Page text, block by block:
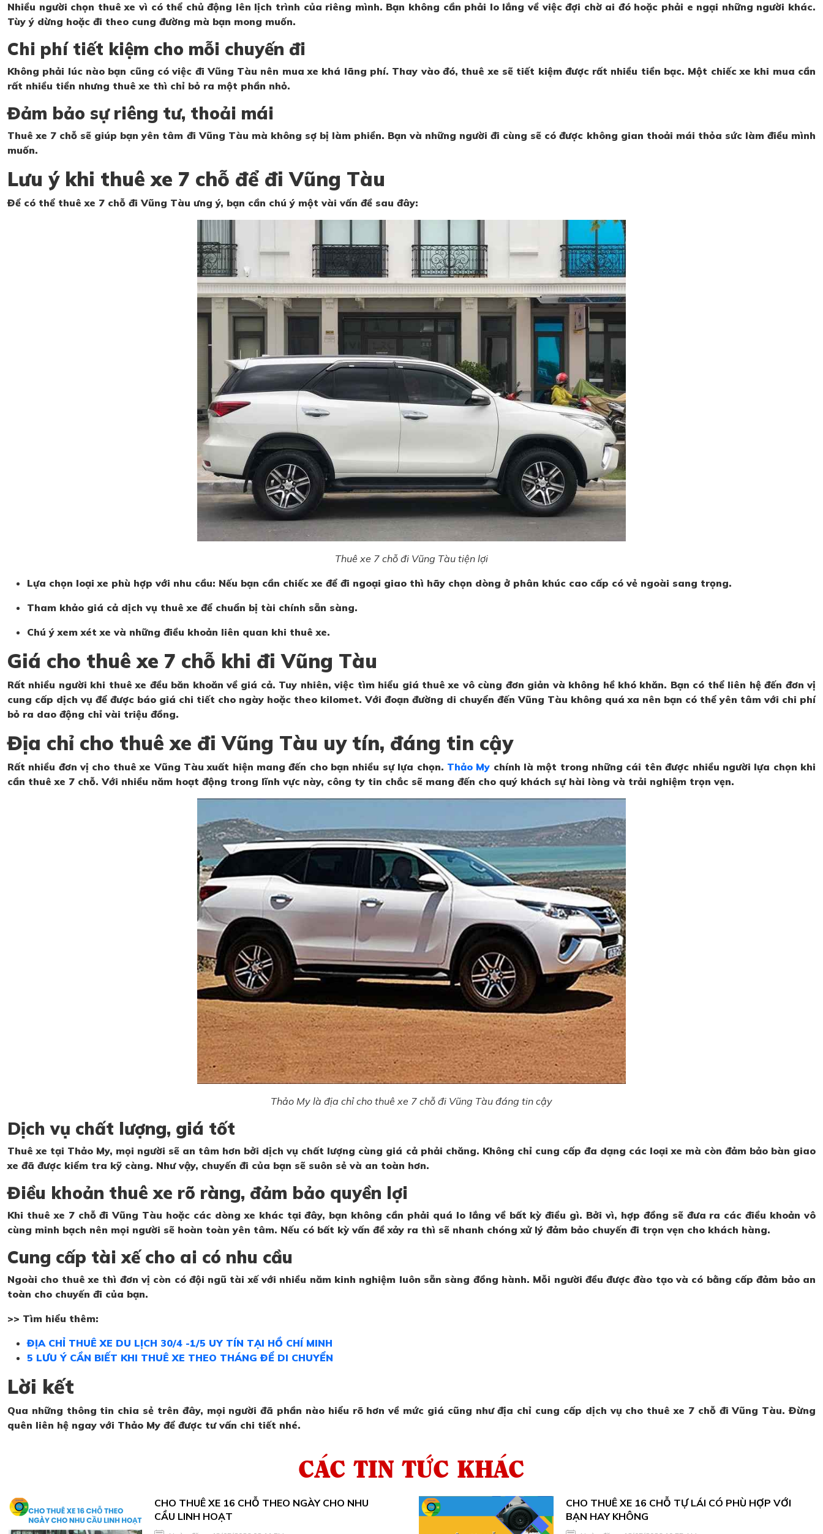
Nhiều người chọn thuê xe vì có thể chủ động lên lịch trình của riêng mình. Bạn không cần phải lo lắng về việc đợi chờ ai đó hoặc phải e ngại những người khác.
Tùy ý dừng hoặc đi theo cung đường mà bạn mong muốn.
Chi phí tiết kiệm cho mỗi chuyến đi
Không phải lúc nào bạn cũng có việc đi Vũng Tàu nên mua xe khá lãng phí. Thay vào đó, thuê xe sẽ tiết kiệm được rất nhiều tiền bạc. Một chiếc xe khi mua cần
rất nhiều tiền nhưng thuê xe thì chỉ bỏ ra một phần nhỏ.
Đảm bảo sự riêng tư, thoải mái
Thuê xe 7 chỗ sẽ giúp bạn yên tâm đi Vũng Tàu mà không sợ bị làm phiền. Bạn và những người đi cùng sẽ có được không gian thoải mái thỏa sức làm điều mình
muốn.
Lưu ý khi thuê xe 7 chỗ để đi Vũng Tàu
Để có thể thuê xe 7 chỗ đi Vũng Tàu ưng ý, bạn cần chú ý một vài vấn đề sau đây:
Thuê xe 7 chỗ đi Vũng Tàu tiện lợi
Lựa chọn loại xe phù hợp với nhu cầu: Nếu bạn cần chiếc xe để đi ngoại giao thì hãy chọn dòng ở phân khúc cao cấp có vẻ ngoài sang trọng.
Tham khảo giá cả dịch vụ thuê xe để chuẩn bị tài chính sẵn sàng.
Chú ý xem xét xe và những điều khoản liên quan khi thuê xe.
Giá cho thuê xe 7 chỗ khi đi Vũng Tàu
Rất nhiều người khi thuê xe đều băn khoăn về giá cả. Tuy nhiên, việc tìm hiểu giá thuê xe vô cùng đơn giản và không hề khó khăn. Bạn có thể liên hệ đến đơn vị
cung cấp dịch vụ để được báo giá chi tiết cho ngày hoặc theo kilomet. Với đoạn đường di chuyển đến Vũng Tàu không quá xa nên bạn có thể yên tâm với chi phí
bỏ ra dao động chỉ vài triệu đồng.
Địa chỉ cho thuê xe đi Vũng Tàu uy tín, đáng tin cậy
Rất nhiều đơn vị cho thuê xe Vũng Tàu xuất hiện mang đến cho bạn nhiều sự lựa chọn. Thảo My chính là một trong những cái tên được nhiều người lựa chọn khi
cần thuê xe 7 chỗ. Với nhiều năm hoạt động trong lĩnh vực này, công ty tin chắc sẽ mang đến cho quý khách sự hài lòng và trải nghiệm trọn vẹn.
Thảo My là địa chỉ cho thuê xe 7 chỗ đi Vũng Tàu đáng tin cậy
Dịch vụ chất lượng, giá tốt
Thuê xe tại Thảo My, mọi người sẽ an tâm hơn bởi dịch vụ chất lượng cùng giá cả phải chăng. Không chỉ cung cấp đa dạng các loại xe mà còn đảm bảo bàn giao
xe đã được kiểm tra kỹ càng. Như vậy, chuyến đi của bạn sẽ suôn sẻ và an toàn hơn.
Điều khoản thuê xe rõ ràng, đảm bảo quyền lợi
Khi thuê xe 7 chỗ đi Vũng Tàu hoặc các dòng xe khác tại đây, bạn không cần phải quá lo lắng về bất kỳ điều gì. Bởi vì, hợp đồng sẽ đưa ra các điều khoản vô
cùng minh bạch nên mọi người sẽ hoàn toàn yên tâm. Nếu có bất kỳ vấn đề xảy ra thì sẽ nhanh chóng xử lý đảm bảo chuyến đi trọn vẹn cho khách hàng.
Cung cấp tài xế cho ai có nhu cầu
Ngoài cho thuê xe thì đơn vị còn có đội ngũ tài xế với nhiều năm kinh nghiệm luôn sẵn sàng đồng hành. Mỗi người đều được đào tạo và có bằng cấp đảm bảo an
toàn cho chuyến đi của bạn.
>> Tìm hiểu thêm:
ĐỊA CHỈ THUÊ XE DU LỊCH 30/4 -1/5 UY TÍN TẠI HỒ CHÍ MINH
5 LƯU Ý CẦN BIẾT KHI THUÊ XE THEO THÁNG ĐỂ DI CHUYỂN
Lời kết
Qua những thông tin chia sẻ trên đây, mọi người đã phần nào hiểu rõ hơn về mức giá cũng như địa chỉ cung cấp dịch vụ cho thuê xe 7 chỗ đi Vũng Tàu. Đừng
quên liên hệ ngay với Thảo My để được tư vấn chi tiết nhé.
CÁC TIN TỨC KHÁC
CHO THUÊ XE 16 CHỖ THEO NGÀY CHO NHU
CẦU LINH HOẠT
CHO THUÊ XE 16 CHỖ TỰ LÁI CÓ PHÙ HỢP VỚI
BẠN HAY KHÔNG